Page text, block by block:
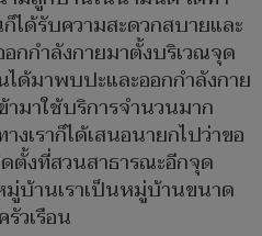
ได้รับความสะดวกสบายและ
กกำลังกายมาตั้งบริเวณจุด
ด้มาพบปะและออกกำลังกาย
มาใช้บริการจำนวนมาก
เราก็ได้เสนอนายกไปว่าขอ
ตั้งที่สวนสาธารณะอีกจุด
บ้านเราเป็นหมู่บ้านขนาด
วเรือน